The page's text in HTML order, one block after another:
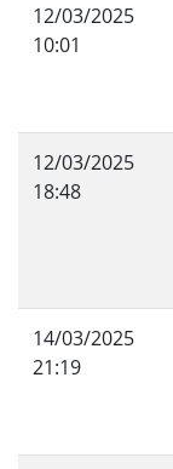
12/03/2025
10:01
12/03/2025
18:48
14/03/2025
21:19